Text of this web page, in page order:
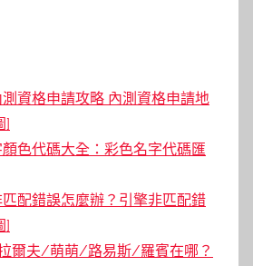
資格申請攻略 內測資格申請地
]
色代碼大全：彩色名字代碼匯
配錯誤怎麼辦？引擎非匹配錯
]
爾夫/萌萌/路易斯/羅賓在哪？